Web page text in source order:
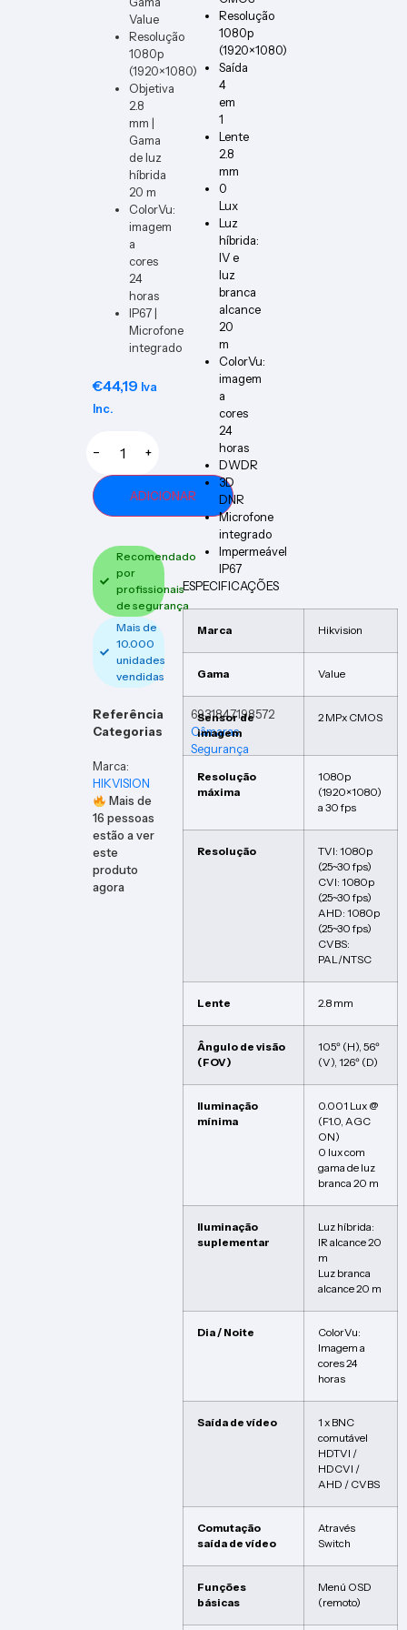
Value
Resolução
1080p
(1920×1080)
Objetiva
2.8
mm |
Gama
de luz
híbrida
20 m
ColorVu:
imagem
a
cores
24
horas
IP67 |
Microfone
integrado
€44,19 Iva
Inc.
− +
ADICIONAR
Recomendado
por
profissionais
de segurança
Mais de
10.000
unidades
vendidas
Referência
6931847198572
Categorias
Câmaras,
Segurança
Marca:
HIKVISION
Mais de
16 pessoas
estão a ver
este
produto
agora
Resolução
1080p
(1920×1080)
Saída
4
em
1
Lente
2.8
mm
0
Lux
Luz
híbrida:
IV e
luz
branca
alcance
20
m
ColorVu:
imagem
a
cores
24
horas
DWDR
3D
DNR
Microfone
integrado
Impermeável
IP67
ESPECIFICAÇÕES
Marca Hikvision
Gama Value
Sensor de
imagem
2 MPx CMOS
Resolução
máxima
1080p
(1920×1080)
a 30 fps
Resolução
TVI: 1080p
(25~30 fps)
CVI: 1080p
(25~30 fps)
AHD: 1080p
(25~30 fps)
CVBS:
PAL/NTSC
Lente 2.8 mm
Ângulo de visão
(FOV)
105º (H), 56º
(V), 126º (D)
Iluminação
mínima
0.001 Lux @
(F1.0, AGC
ON)
0 lux com
gama de luz
branca 20 m
Iluminação
suplementar
Luz híbrida:
IR alcance 20
m
Luz branca
alcance 20 m
Dia / Noite
ColorVu:
Imagem a
cores 24
horas
Saída de vídeo
1 x BNC
comutável
HDTVI /
HDCVI /
AHD / CVBS
Comutação
saída de vídeo
Através
Switch
Funções
básicas
Menú OSD
(remoto)
PCB1